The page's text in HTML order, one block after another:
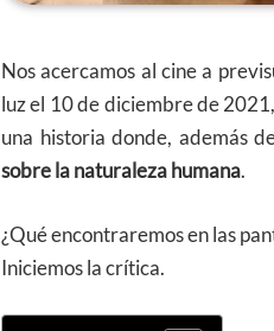
Nos acercamos al cine a
luz el 10 de diciembre de 2021,
una historia donde, además
sobre la naturaleza humana.
¿Qué encontraremos en las
Iniciemos la crítica.